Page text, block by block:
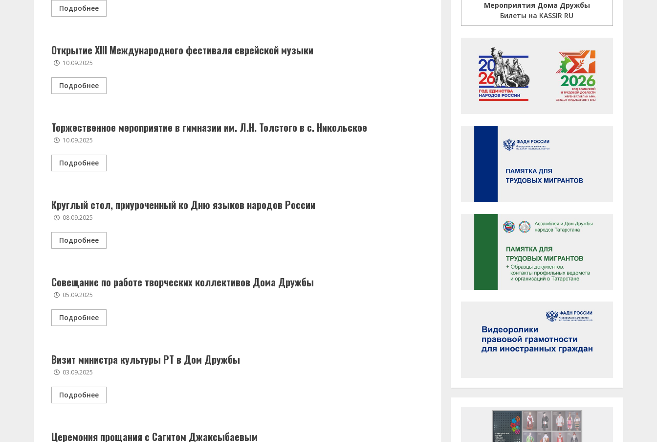
Подробнее
Открытие XIII Международного фестиваля еврейской музыки
10.09.2025
Подробнее
Торжественное мероприятие в гимназии им. Л.Н. Толстого в с. Никольское
10.09.2025
Подробнее
Круглый стол, приуроченный ко Дню языков народов России
08.09.2025
Подробнее
Совещание по работе творческих коллективов Дома Дружбы
05.09.2025
Подробнее
Визит министра культуры РТ в Дом Дружбы
03.09.2025
Подробнее
Церемония прощания с Сагитом Джаксыбаевым
Мероприятия Дома Дружбы
Билеты на KASSIR RU